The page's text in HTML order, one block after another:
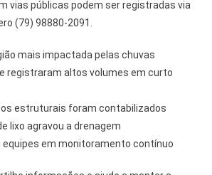
vias públicas podem ser registradas via
(79) 98880-2091.
mais impactada pelas chuvas
registraram altos volumes em curto
estruturais foram contabilizados
lixo agravou a drenagem
equipes em monitoramento contínuo